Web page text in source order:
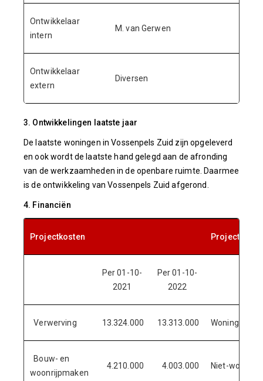
Ontwikkelaar
intern
M. van Gerwen
Ontwikkelaar
extern
Diversen
3. Ontwikkelingen laatste jaar
De laatste woningen in Vossenpels Zuid zijn opgeleverd
en ook wordt de laatste hand gelegd aan de afronding
van de werkzaamheden in de openbare ruimte. Daarmee
is de ontwikkeling van Vossenpels Zuid afgerond.
4. Financiën
Projectkosten
Per 01-10-
2021
Per 01-10-
2022
Verwerving 13.324.000 13.313.000 Woningbouw
Bouw- en
woonrijpmaken
4.210.000 4.003.000 Niet-